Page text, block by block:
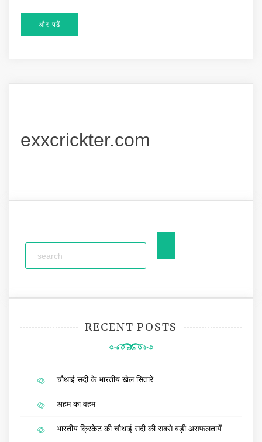
और पढ़ें
exxcrickter.com
RECENT POSTS
चौथाई सदी के भारतीय खेल सितारे
अहम का वहम
भारतीय क्रिकेट की चौथाई सदी की सबसे बड़ी असफलतायें